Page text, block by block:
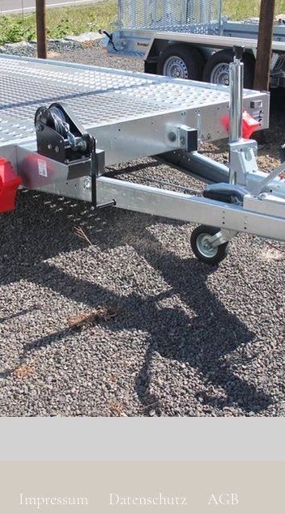
Impressum Datenschutz AGB